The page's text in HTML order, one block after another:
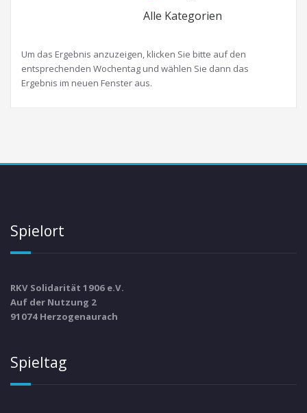
Alle Kategorien
Um das Ergebnis anzuzeigen, klicken Sie bitte auf den
entsprechenden Wochentag und wählen Sie dann das
Ergebnis im neuen Fenster aus.
Spielort
RKV Solidarität 1906 e.V.
Auf der Nutzung 2
91074 Herzogenaurach
Spieltag